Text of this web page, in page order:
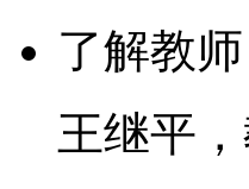
了解教师
王继平